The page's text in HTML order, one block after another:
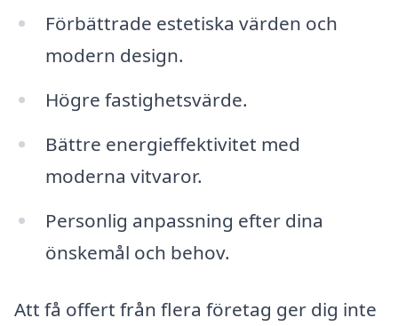
Förbättrade estetiska värden och
modern design.
Högre fastighetsvärde.
Bättre energieffektivitet med
moderna vitvaror.
Personlig anpassning efter dina
önskemål och behov.
Att få offert från flera företag ger dig inte